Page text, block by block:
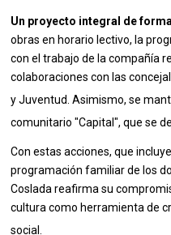
Un proyecto integral de
obras en horario lectivo, la
con el trabajo de la compañía
colaboraciones con las
y Juventud .Asimismo, se
comunitario "Capital", que se
Con estas acciones, que
programación familiar de los
Coslada reafirma su
cultura como herramienta de
social